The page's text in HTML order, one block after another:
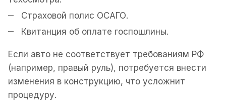
Страховой полис ОСАГО.
Квитанция об оплате госпошлины.
Если авто не соответствует требованиям РФ
(например, правый руль), потребуется внести
изменения в конструкцию, что усложнит
процедуру.